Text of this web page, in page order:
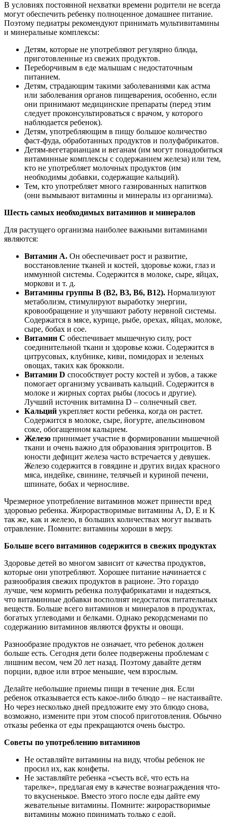
В условиях постоянной нехватки времени родители не всегда
могут обеспечить ребенку полноценное домашнее питание.
Поэтому педиатры рекомендуют принимать мультивитамины
и минеральные комплексы:
Детям, которые не употребляют регулярно блюда,
приготовленные из свежих продуктов.
Переборчивым в еде малышам с недостаточным
питанием.
Детям, страдающим такими заболеваниями как астма
или заболевания органов пищеварения, особенно, если
они принимают медицинские препараты (перед этим
следует проконсультироваться с врачом, у которого
наблюдается ребенок).
Детям, употребляющим в пищу большое количество
фаст-фуда, обработанных продуктов и полуфабрикатов.
Детям-вегетарианцам и веганам (им могут понадобиться
витаминные комплексы с содержанием железа) или тем,
кто не употребляет молочных продуктов (им
необходимы добавки, содержащие кальций).
Тем, кто употребляет много газированных напитков
(они вымывают витамины и минералы из организма).
Шесть самых необходимых витаминов и минералов
Для растущего организма наиболее важными витаминами
являются:
Витамин А. Он обеспечивает рост и развитие,
восстановление тканей и костей, здоровье кожи, глаз и
иммунной системы. Содержится в молоке, сыре, яйцах,
моркови и т. д.
Витамины группы В (В2, В3, В6, В12). Нормализуют
метаболизм, стимулируют выработку энергии,
кровообращение и улучшают работу нервной системы.
Содержатся в мясе, курице, рыбе, орехах, яйцах, молоке,
сыре, бобах и сое.
Витамин С обеспечивает мышечную силу, рост
соединительной ткани и здоровье кожи. Содержится в
цитрусовых, клубнике, киви, помидорах и зеленых
овощах, таких как брокколи.
Витамин D способствует росту костей и зубов, а также
помогает организму усваивать кальций. Содержится в
молоке и жирных сортах рыбы (лосось и другие).
Лучший источник витамина D – солнечный свет.
Кальций укрепляет кости ребенка, когда он растет.
Содержится в молоке, сыре, йогурте, апельсиновом
соке, обогащенном кальцием.
Железо принимает участие в формировании мышечной
ткани и очень важно для образования эритроцитов. В
юности дефицит железа часто встречается у девушек.
Железо содержится в говядине и других видах красного
мяса, индейке, свинине, телячьей и куриной печени,
шпинате, бобах и черносливе.
Чрезмерное употребление витаминов может принести вред
здоровью ребенка. Жирорастворимые витамины A, D, E и K
так же, как и железо, в больших количествах могут вызвать
отравление. Помните: витамины хороши в меру.
Больше всего витаминов содержится в свежих продуктах
Здоровье детей во многом зависит от качества продуктов,
которые они употребляют. Хорошее питание начинается с
разнообразия свежих продуктов в рационе. Это гораздо
лучше, чем кормить ребенка полуфабрикатами и надеяться,
что витаминные добавки восполнят недостаток питательных
веществ. Больше всего витаминов и минералов в продуктах,
богатых углеводами и белками. Однако рекордсменами по
содержанию витаминов являются фрукты и овощи.
Разнообразие продуктов не означает, что ребенок должен
больше есть. Сегодня дети более подвержены проблемам с
лишним весом, чем 20 лет назад. Поэтому давайте детям
порции, вдвое или втрое меньшие, чем взрослым.
Делайте небольшие приемы пищи в течение дня. Если
ребенок отказывается есть какое-либо блюдо – не настаивайте.
Но через несколько дней предложите ему это блюдо снова,
возможно, измените при этом способ приготовления. Обычно
отказы ребенка от еды прекращаются очень быстро.
Советы по употреблению витаминов
Не оставляйте витамины на виду, чтобы ребенок не
просил их, как конфеты.
Не заставляйте ребенка «съесть всё, что есть на
тарелке», предлагая ему в качестве вознаграждения что-
то вкусненькое. Вместо этого после еды дайте ему
жевательные витамины. Помните: жирорастворимые
витамины можно принимать только с едой.